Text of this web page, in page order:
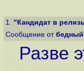
1. "Кандидат в
Сообщение от бедный
Разве